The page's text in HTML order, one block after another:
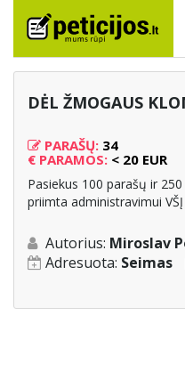
DĖL ŽMOGAUS
PARAŠŲ: 34
€ PARAMOS: < 20 EUR
Pasiekus 100 parašų ir
priimta administravimui
Autorius: Miroslav
Adresuota: Seimas